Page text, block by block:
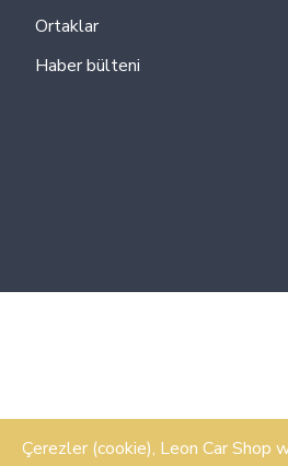
Ortaklar
Haber bülteni
Çerezler (cookie), Leon Car Shop